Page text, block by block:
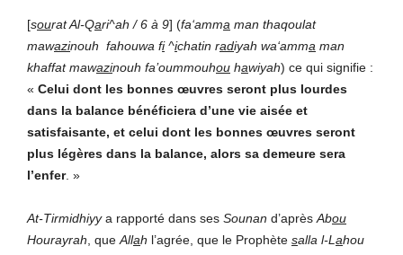
[sourat Al-Qari^ah / 6 à 9] (fa‘amma man thaqoulat
mawazinouh fahouwa fi^ichatin radiyah wa‘amma man
khaffat mawazinouh fa’oummouhou hawiyah) ce qui signifie :
« Celui dont les bonnes œuvres seront plus lourdes
dans la balance bénéficiera d’une vie aisée et
satisfaisante, et celui dont les bonnes œuvres seront
plus légères dans la balance, alors sa demeure sera
l’enfer. »
At-Tirmidhiyya rapporté dans ses Sounan d’après Abou
Hourayrah , que Allah l’agrée, que le Prophète salla l-L ahou